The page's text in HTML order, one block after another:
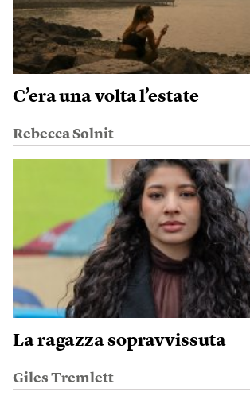
C’era una volta l’estate
Rebecca Solnit
La ragazza sopravvissuta
Giles Tremlett